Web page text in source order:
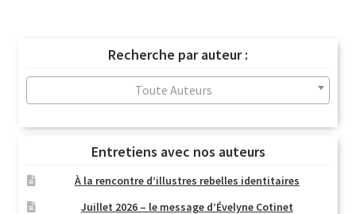
Recherche par auteur :
Toute Auteurs
Entretiens avec nos auteurs
À la rencontre d’illustres rebelles identitaires
Juillet 2026 – le message d’Évelyne Cotinet